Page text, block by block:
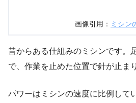
画像引用： ミシン
昔からある仕組みのミシンです。
で、作業を止めた位置で針が止ま
パワーはミシンの速度に比例して